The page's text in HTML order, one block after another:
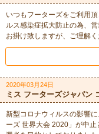
いつもフーターズをご利用
ルス感染症拡大防止の為、
お掛け致しますが、ご理解
2020年03月24日
ミス フーターズジャパン
新型コロナウィルスの影響
ーズ 世界大会 2020」が中